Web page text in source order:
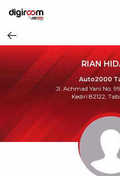
RIAN
Auto2000
Jl. Achmad Yani No.
Kediri 82122,